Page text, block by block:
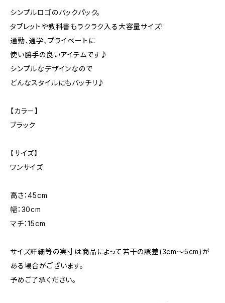
シンプルロゴのバックパック。
タブレットや教科書もラクラク入る大容量サイズ!
通勤、通学、プライベートに
使い勝手の良いアイテムです♪
シンプルなデザインなので
どんなスタイルにもバッチリ♪
【カラー】
ブラック
【サイズ】
ワンサイズ
高さ：45cm
幅：30cm
マチ：15cm
サイズ詳細等の実寸は商品によって若干の誤差(3cm〜5cm)が
ある場合がございます。
予めご了承ください。